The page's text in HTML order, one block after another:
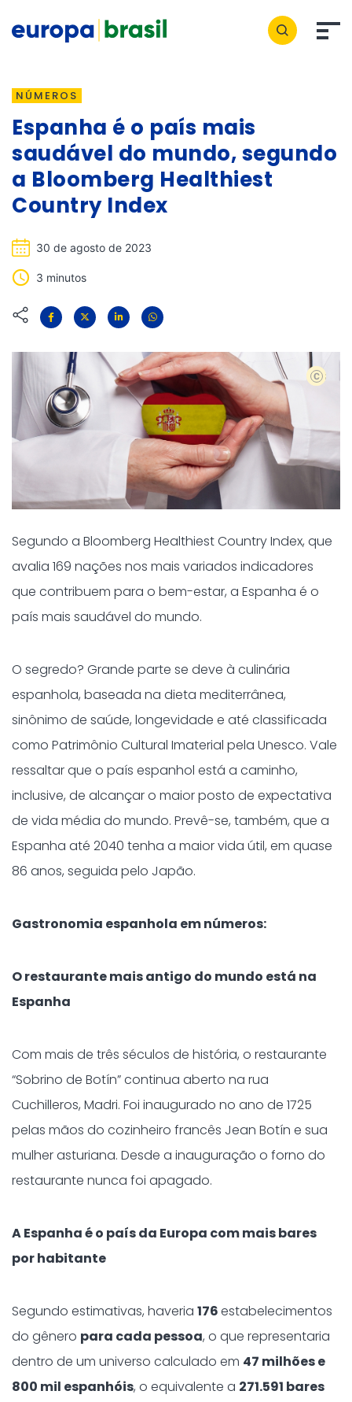
NÚMEROS
Espanha é o país mais
saudável do mundo, segundo
a Bloomberg Healthiest
Country Index
30 de agosto de 2023
3 minutos
Segundo a Bloomberg Healthiest Country Index, que
avalia 169 nações nos mais variados indicadores
que contribuem para o bem-estar, a Espanha é o
país mais saudável do mundo.
O segredo? Grande parte se deve à culinária
espanhola, baseada na dieta mediterrânea,
sinônimo de saúde, longevidade e até classificada
como Patrimônio Cultural Imaterial pela Unesco. Vale
ressaltar que o país espanhol está a caminho,
inclusive, de alcançar o maior posto de expectativa
de vida média do mundo. Prevê-se, também, que a
Espanha até 2040 tenha a maior vida útil, em quase
86 anos, seguida pelo Japão.
Gastronomia espanhola em números:
O restaurante mais antigo do mundo está na
Espanha
Com mais de três séculos de história, o restaurante
“Sobrino de Botín” continua aberto na rua
Cuchilleros, Madri. Foi inaugurado no ano de 1725
pelas mãos do cozinheiro francês Jean Botín e sua
mulher asturiana. Desde a inauguração o forno do
restaurante nunca foi apagado.
A Espanha é o país da Europa com mais bares
por habitante
Segundo estimativas, haveria 176estabelecimentos
do gênero para cada pessoa, o que representaria
dentro de um universo calculado em 47 milhões e
800 mil espanhóis, o equivalente a 271.591 bares